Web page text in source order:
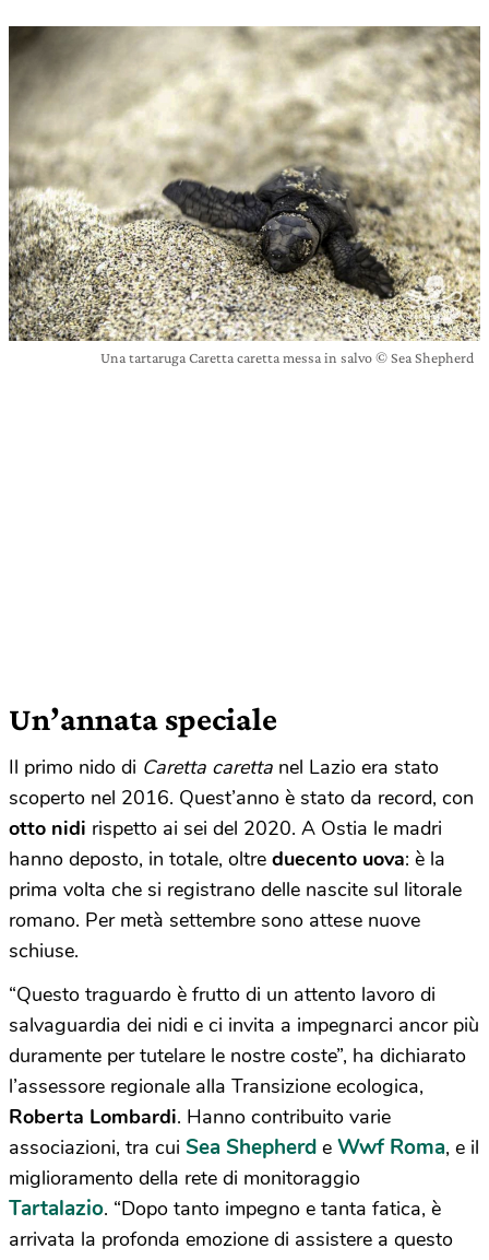
Una tartaruga Caretta caretta messa in salvo © Sea Shepherd
Un’annata speciale
Il primo nido di Caretta caretta nel Lazio era stato
scoperto nel 2016. Quest’anno è stato da record, con
otto nidi rispetto ai sei del 2020. A Ostia le madri
hanno deposto, in totale, oltre duecento uova: è la
prima volta che si registrano delle nascite sul litorale
romano. Per metà settembre sono attese nuove
schiuse.
“Questo traguardo è frutto di un attento lavoro di
salvaguardia dei nidi e ci invita a impegnarci ancor più
duramente per tutelare le nostre coste”, ha dichiarato
l’assessore regionale alla Transizione ecologica,
Roberta Lombardi. Hanno contribuito varie
associazioni, tra cui Sea Shepherd e Wwf Roma, e il
miglioramento della rete di monitoraggio
Tartalazio. “Dopo tanto impegno e tanta fatica, è
arrivata la profonda emozione di assistere a questo